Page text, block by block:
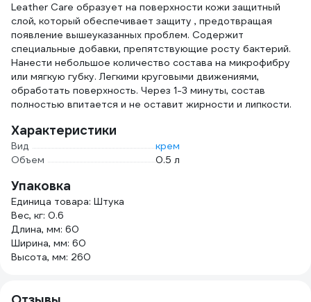
Leather Care образует на поверхности кожи защитный
слой, который обеспечивает защиту , предотвращая
появление вышеуказанных проблем. Содержит
специальные добавки, препятствующие росту бактерий.
Нанести небольшое количество состава на микрофибру
или мягкую губку. Легкими круговыми движениями,
обработать поверхность. Через 1-3 минуты, состав
полностью впитается и не оставит жирности и липкости.
Характеристики
Вид
крем
Объем
0.5 л
Упаковка
Единица товара: Штука
Вес, кг: 0.6
Длина, мм: 60
Ширина, мм: 60
Высота, мм: 260